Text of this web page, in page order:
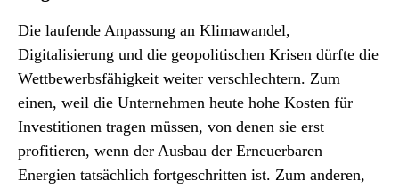
Die laufende Anpassung an Klimawandel,
Digitalisierung und die geopolitischen Krisen dürfte die
Wettbewerbsfähigkeit weiter verschlechtern. Zum
einen, weil die Unternehmen heute hohe Kosten für
Investitionen tragen müssen, von denen sie erst
profitieren, wenn der Ausbau der Erneuerbaren
Energien tatsächlich fortgeschritten ist. Zum anderen,